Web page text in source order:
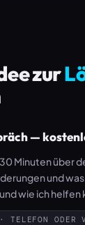
zur
—
Minuten über
und
wie ich helfen
TELEFON ODER